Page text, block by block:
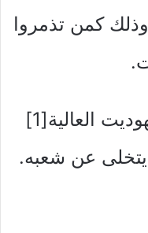
وذلك كمن تذمروا
العالية[1]
يتخلى عن شعبه.